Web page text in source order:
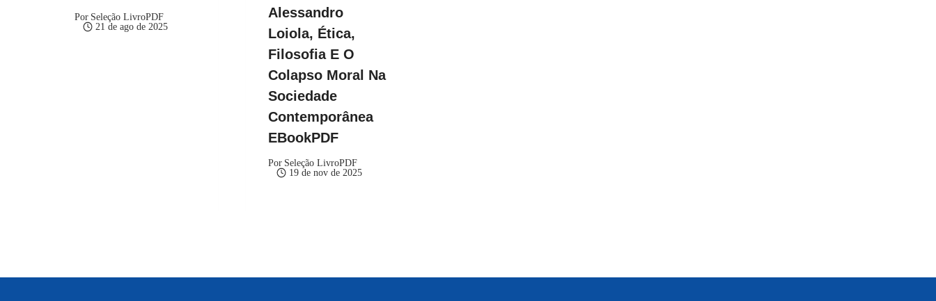
Por Seleção LivroPDF
21 de ago de 2025
Alessandro
Loiola, Ética,
Filosofia E O
Colapso Moral Na
Sociedade
Contemporânea
EBookPDF
Por Seleção LivroPDF
19 de nov de 2025